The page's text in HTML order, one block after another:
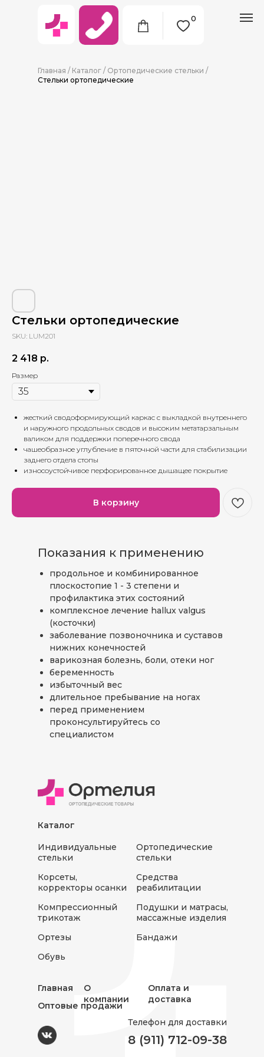
0
Главная / Каталог / Ортопедические стельки /
Стельки ортопедические
Стельки ортопедические
SKU: LUM201
2 418 р.
Размер
жесткий сводоформирующий каркас с выкладкой внутреннего
и наружного продольных сводов и высоким метатарзальным
валиком для поддержки поперечного свода
чашеобразное углубление в пяточной части для стабилизации
заднего отдела стопы
износоустойчивое перфорированное дышащее покрытие
В корзину
продольное и комбинированное
плоскостопие 1 - 3 степени и
профилактика этих состояний
комплексное лечение hallux valgus
(косточки)
заболевание позвоночника и суставов
нижних конечностей
варикозная болезнь, боли, отеки ног
беременность
избыточный вес
длительное пребывание на ногах
перед применением
проконсультируйтесь со
специалистом
Показания к применению
Каталог
Индивидуальные
стельки
Корсеты,
корректоры осанки
Компрессионный
трикотаж
Ортезы
Обувь
Оптовые продажи
Главная
О
компании
Оплата и
доставка
Ортопедические
стельки
Средства
реабилитации
Подушки и матрасы,
массажные изделия
Бандажи
Телефон для доставки
8 (911) 712-09-38